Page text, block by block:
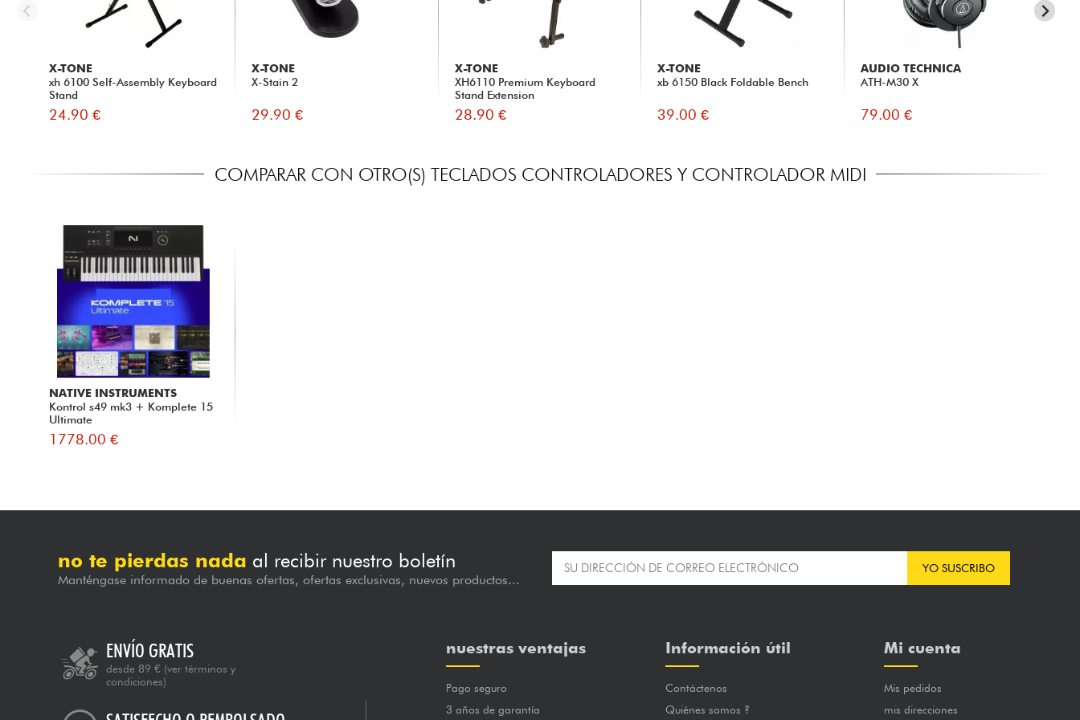
X-TONE
xh 6100 Self-Assembly Keyboard
Stand
24.90 €
X-TONE
X-Stain 2
29.90 €
X-TONE
XH6110 Premium Keyboard
Stand Extension
28.90 €
X-TONE
xb 6150 Black Foldable Bench
39.00 €
AUDIO TECHNICA
ATH-M30 X
79.00 €
COMPARAR CON OTRO(S) TECLADOS CONTROLADORES Y CONTROLADOR MIDI
NATIVE INSTRUMENTS
Kontrol s49 mk3 + Komplete 15
Ultimate
1778.00 €
no te pierdas nada al recibir nuestro boletín
Manténgase informado de buenas ofertas, ofertas exclusivas, nuevos productos...
YO SUSCRIBO
ENVÍO GRATIS
desde 89 € (ver términos y
condiciones)
nuestras ventajas
Pago seguro
3 años de garantía
Información útil
Contáctenos
Quiénes somos ?
Mi cuenta
Mis pedidos
mis direcciones